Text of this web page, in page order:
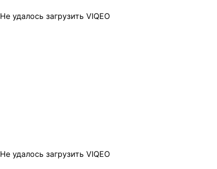
Не удалось загрузить VIQEO
Не удалось загрузить VIQEO